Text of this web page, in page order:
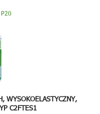
WYSOKOELASTYCZNY,
C2FTES1